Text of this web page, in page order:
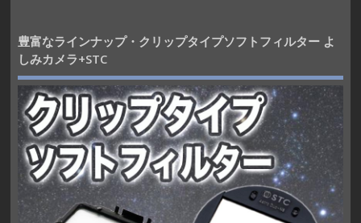
豊富なラインナップ・クリップタイプソフトフィルター よ
しみカメラ+STC